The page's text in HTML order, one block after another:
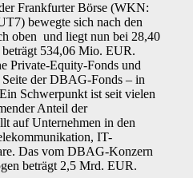
Frankfurter Börse (WKN:
bewegte sich nach den
oben und liegt nun bei 28,40
534,06 Mio. EUR.
Private-Equity-Fonds und
der DBAG-Fonds – in
Schwerpunkt ist seit vielen
Anteil der
auf Unternehmen in den
IT-
Das vom DBAG-Konzern
beträgt 2,5 Mrd. EUR.